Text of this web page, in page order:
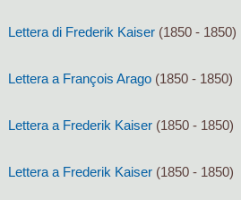
Lettera di Frederik Kaiser (1850 - 1850)
Lettera a François Arago (1850 - 1850)
Lettera a Frederik Kaiser (1850 - 1850)
Lettera a Frederik Kaiser (1850 - 1850)